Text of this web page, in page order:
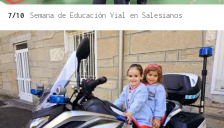
7/10 Semana de Educación Vial en Salesianos